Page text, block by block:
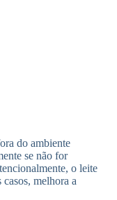
do ambiente
se não for
o leite
melhora a